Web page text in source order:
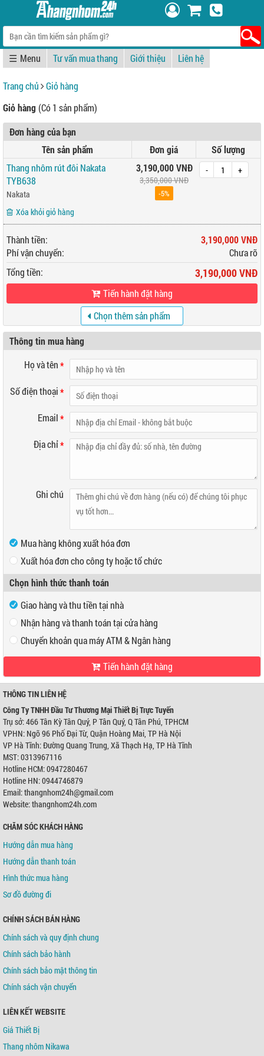
☰ Tư vấn mua thang Giới thiệu Liên hệ
Trang chủ
Giỏ hàng
Giỏ hàng (Có 1 sản phẩm)
Đơn hàng của bạn
Tên sản phẩm
Đơn giá
Số lượng
Thang nhôm rút đôi Nakata
TYB638
Nakata
Xóa khỏi giỏ hàng
3,190,000 VNĐ
3,350,000 VNĐ
-5%
- +
Thành tiền:
3,190,000 VNĐ
Phí vận chuyển:
Chưa rõ
Tổng tiền:
3,190,000 VNĐ
Tiến hành đặt hàng
Chọn thêm sản phẩm
khác
Thông tin mua hàng
Họ và tên*
Số điện thoại*
Email*
Địa chỉ*
Ghi chú
Mua hàng không xuất hóa đơn
Xuất hóa đơn cho công ty hoặc tổ chức
Mã số thuế
Địa chỉ
Chọn hình thức thanh toán
Giao hàng và thu tiền tại nhà
Nhận hàng và thanh toán tại cửa hàng
Địa chỉ:466 Tân Kỳ Tân Quý, P Tân Quý, Q Tân Phú, TPHCM
Điện thoại:
VP Hà Nội:
Địa chỉ:Ngõ 96 Phố Đại Từ, Quận Hoàng Mai, TP Hà Nội
Điện thoại:0944746879
Chuyển khoản qua máy ATM & Ngân hàng
Ngân hàng Ngoại thương Việt Nam
Chi nhánh:Chi nhánh Hùng Vương
Chủ TK:Công ty TNHH Đầu Tư TM Thiết Bị Trực Tuyến
Số TK:0421000489933
Chủ TK:
Số TK:
Tiến hành đặt hàng
THÔNG TIN LIÊN HỆ
Công Ty TNHH Đầu Tư Thương Mại Thiết Bị Trực Tuyến
Trụ sở: 466 Tân Kỳ Tân Quý, P Tân Quý, Q Tân Phú, TPHCM
VPHN: Ngõ 96 Phố Đại Từ, Quận Hoàng Mai, TP Hà Nội
VP Hà Tĩnh: Đường Quang Trung, Xã Thạch Hạ, TP Hà Tĩnh
MST: 0313967116
Hotline HCM: 0947280467
Hotline HN: 0944746879
Email: thangnhom24h@gmail.com
Website: thangnhom24h.com
CHĂM SÓC KHÁCH HÀNG
Hướng dẫn mua hàng
Hướng dẫn thanh toán
Hình thức mua hàng
Sơ đồ đường đi
CHÍNH SÁCH BÁN HÀNG
Chính sách và quy định chung
Chính sách bảo hành
Chính sách bảo mật thông tin
Chính sách vận chuyển
LIÊN KẾT WEBSITE
Giá Thiết Bị
Thang nhôm Nikawa